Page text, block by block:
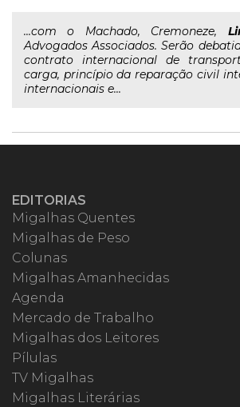
...com o Machado, Cremoneze,
Advogados Associados. Serão
contrato internacional de
carga, princípio da reparação civil
internacionais e...
EDITORIAS
Migalhas Quentes
Migalhas de Peso
Colunas
Migalhas Amanhecidas
Agenda
Mercado de Trabalho
Migalhas dos Leitores
Pílulas
TV Migalhas
Migalhas Literárias